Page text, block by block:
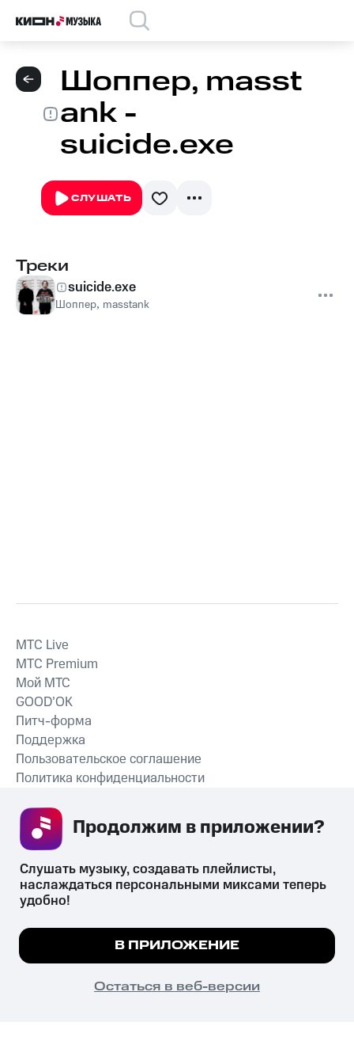
Шоппер, masst
ank -
suicide.exe
СЛУШАТЬ
Треки
suicide.exe
Шоппер, masstank
СКАЧАТЬ ПРИЛОЖЕНИЕ
MTС Live
MTС Premium
Мой МТС
GOOD’OK
Питч-форма
Поддержка
Пользовательское соглашение
Политика конфиденциальности
психотропных веществ, их аналогов причиняет вред здоровью,
их незаконный оборот запрещён и влечёт установленную
законодательством ответственность.
© 2026 ООО «КИОН».
Все права защищены
Мы используем куки, чтобы на сайте все
Подробнее
ПОНЯТНО
Слушать музыку, создавать плейлисты,
наслаждаться персональными миксами теперь
удобно!
В ПРИЛОЖЕНИЕ
Остаться в веб-версии